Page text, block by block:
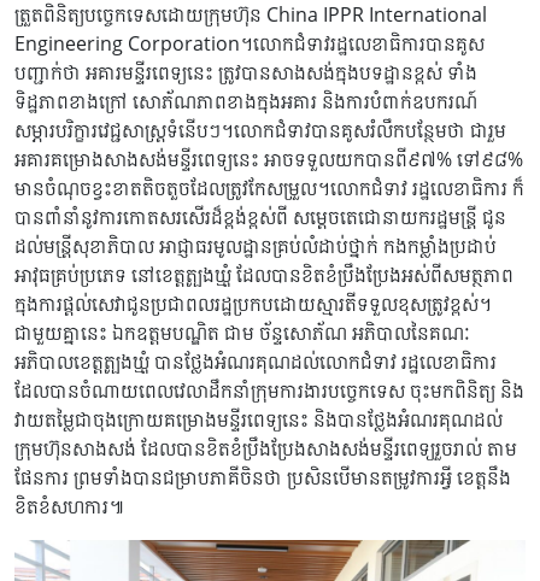
ត្រួតពិនិត្យបច្ចេកទេសដោយក្រុមហ៊ុន China IPPR International
Engineering Corporation។លោកជំទាវ​រដ្ឋលេខាធិការបានគូស
បញ្ជាក់ថា អគារមន្ទីរពេទ្យនេះ ត្រូវបានសាងសង់ក្នុងបទដ្ឋានខ្ពស់ ទាំង
ទិដ្ឋភាពខាងក្រៅ សោភ័ណភាពខាងក្នុងអគារ និងការបំពាក់ឧបករណ៍
សម្ភារបរិក្ខារវេជ្ជសាស្រ្តទំនើបៗ។លោកជំទាវ​បានគូសរំលឹកបន្ថែមថា ជារួម
អគារគម្រោងសាងសង់មន្ទីរពេទ្យនេះ អាចទទួលយកបានពី៩៧% ទៅ៩៨%
មានចំណុចខ្វះខាតតិចតួចដែលត្រូវកែសម្រួល។លោកជំទាវ រដ្ឋលេខាធិការ ក៏
បានពាំនាំនូវការកោតសរសើរដ៏ខ្ពង់ខ្ពស់ពី សម្តេចតេជោនាយករដ្ឋមន្រ្តី ជូន
ដល់មន្រ្តីសុខាភិបាល អាជ្ញាធរមូលដ្ឋានគ្រប់លំដាប់ថ្នាក់ កងកម្លាំងប្រដាប់
អាវុធគ្រប់ប្រភេទ នៅខេត្តត្បូងឃ្មុំ ដែលបានខិតខំប្រឹងប្រែងអស់ពីសមត្ថភាព
ក្នុងការផ្តល់សេវាជូនប្រជាពលរដ្ឋប្រកបដោយស្មារតីទទួលខុសត្រូវខ្ពស់។
ជាមួយគ្នានេះ ឯកឧត្ដម​បណ្ឌិត ជាម ច័ន្ទសោភ័ណ អភិបាលនៃគណៈ
អភិបាលខេត្តត្បូងឃ្មុំ បានថ្លែងអំណរគុណដល់លោកជំទាវ រដ្ឋលេខាធិការ
ដែលបានចំណាយពេលវេលាដឹកនាំក្រុមការងារបច្ចេកទេស ចុះមកពិនិត្យ និង
វាយតម្លៃជាចុងក្រោយគម្រោងមន្ទីរពេទ្យនេះ និងបានថ្លែងអំណរគុណដល់
ក្រុមហ៊ុនសាងសង់ ដែលបានខិតខំប្រឹងប្រែងសាងសង់មន្ទីរពេទ្យរួចរាល់ តាម
ផែនការ ព្រមទាំងបានជម្រាបភាគីចិនថា ប្រសិនបើមានតម្រូវការអ្វី ខេត្តនឹង
ខិតខំសហការ៕